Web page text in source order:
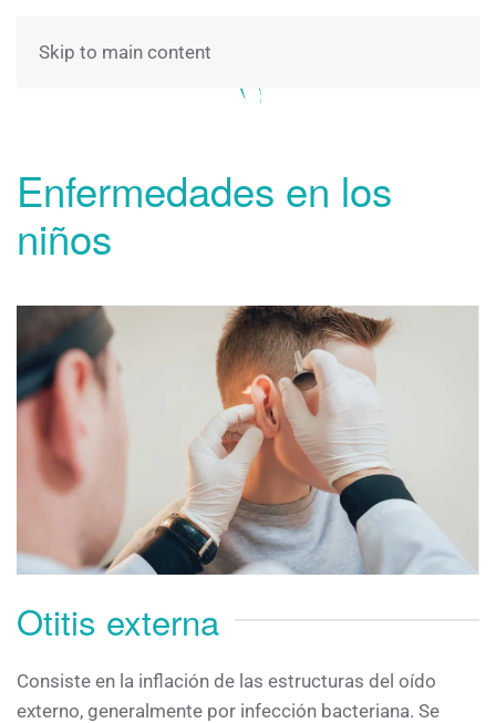
Skip to main content
Enfermedades en los
niños
Otitis externa
Consiste en la inflación de las estructuras del oído
externo, generalmente por infección bacteriana. Se